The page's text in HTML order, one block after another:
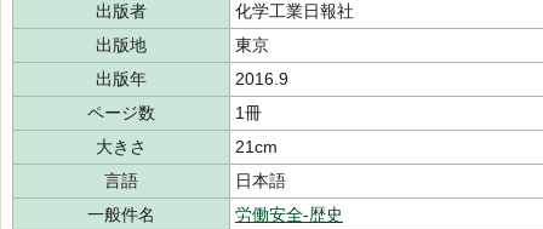
出版者
化学工業日報社
出版地
東京
出版年
2016.9
ページ数
1冊
大きさ
21cm
言語
日本語
一般件名
労働安全-歴史